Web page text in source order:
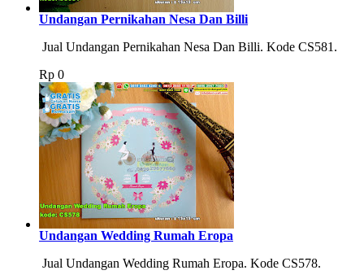
Undangan Pernikahan Nesa Dan Billi
Jual Undangan Pernikahan Nesa Dan Billi. Kode CS581.
Rp 0
Undangan Wedding Rumah Eropa
Jual Undangan Wedding Rumah Eropa. Kode CS578.